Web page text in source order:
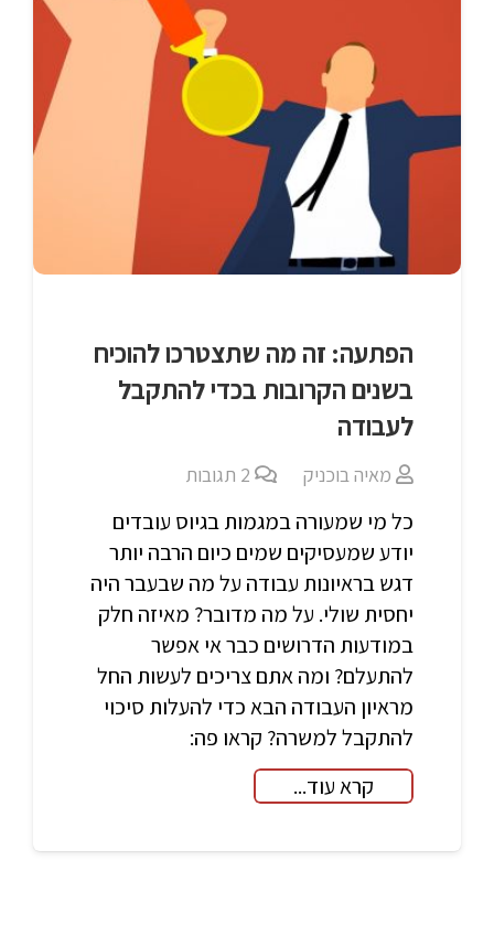
הפתעה: זה מה שתצטרכו להוכיח
בשנים הקרובות בכדי להתקבל
לעבודה
מאיה בוכניק 2 תגובות
כל מי שמעורה במגמות בגיוס עובדים
יודע שמעסיקים שמים כיום הרבה יותר
דגש בראיונות עבודה על מה שבעבר היה
יחסית שולי. על מה מדובר? מאיזה חלק
במודעות הדרושים כבר אי אפשר
להתעלם? ומה אתם צריכים לעשות החל
מראיון העבודה הבא כדי להעלות סיכוי
להתקבל למשרה? קראו פה:
קרא עוד...